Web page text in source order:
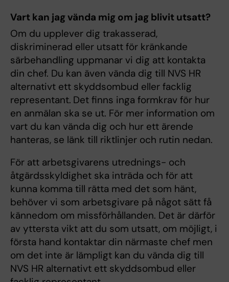
Vart kan jag vända mig om jag blivit utsatt?
Om du upplever dig trakasserad,
diskriminerad eller utsatt för kränkande
särbehandling uppmanar vi dig att kontakta
din chef. Du kan även vända dig till NVS HR
alternativt ett skyddsombud eller facklig
representant. Det finns inga formkrav för hur
en anmälan ska se ut. För mer information om
vart du kan vända dig och hur ett ärende
hanteras, se länk till riktlinjer och rutin nedan.
För att arbetsgivarens utrednings- och
åtgärdsskyldighet ska inträda och för att
kunna komma till rätta med det som hänt,
behöver vi som arbetsgivare på något sätt få
kännedom om missförhållanden. Det är därför
av yttersta vikt att du som utsatt, om möjligt, i
första hand kontaktar din närmaste chef men
om det inte är lämpligt kan du vända dig till
NVS HR alternativt ett skyddsombud eller